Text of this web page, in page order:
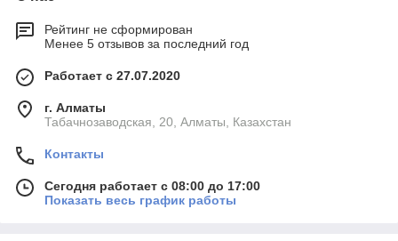
Рейтинг не сформирован
Менее 5 отзывов за последний год
Работает с 27.07.2020
г. Алматы
Табачнозаводская, 20, Алматы, Казахстан
Контакты
Сегодня работает с 08:00 до 17:00
Показать весь график работы